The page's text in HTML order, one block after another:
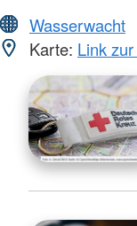
Wasserwacht
Karte: Link